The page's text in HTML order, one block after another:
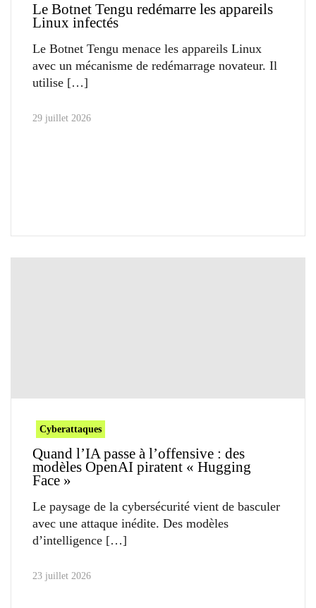
Le Botnet Tengu redémarre les appareils
Linux infectés
Le Botnet Tengu menace les appareils Linux
avec un mécanisme de redémarrage novateur. Il
utilise
29 juillet 2026
Cyberattaques
Quand l’IA passe à l’offensive : des
modèles OpenAI piratent « Hugging
Face »
Le paysage de la cybersécurité vient de basculer
avec une attaque inédite. Des modèles
d’intelligence
23 juillet 2026